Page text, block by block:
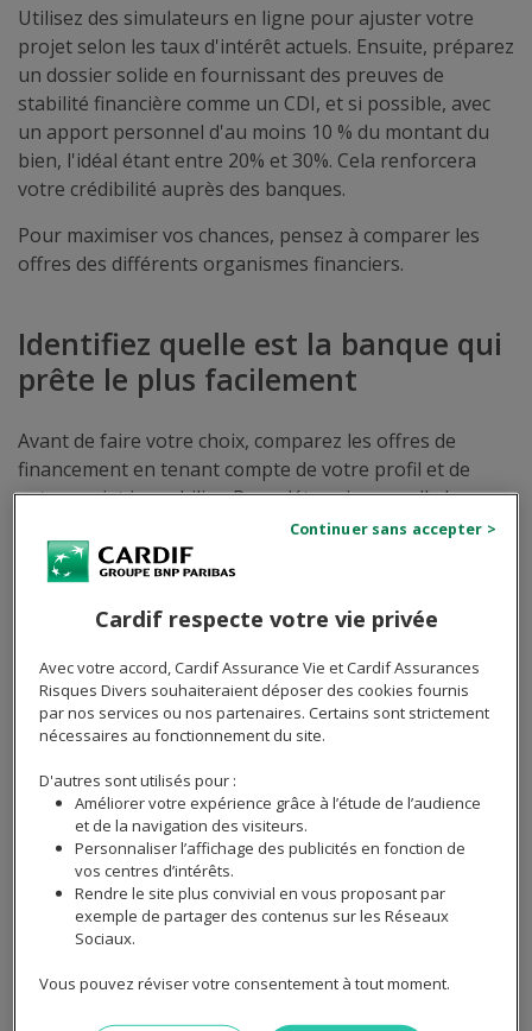
Utilisez des simulateurs en ligne pour ajuster votre
projet selon les taux d'intérêt actuels. Ensuite, préparez
un dossier solide en fournissant des preuves de
stabilité financière comme un CDI, et si possible, avec
un apport personnel d'au moins 10 % du montant du
bien, l'idéal étant entre 20% et 30%. Cela renforcera
votre crédibilité auprès des banques.
Pour maximiser vos chances, pensez à comparer les
offres des différents organismes financiers.
Identifiez quelle est la banque qui
prête le plus facilement
Avant de faire votre choix, comparez les offres de
financement en tenant compte de votre profil et de
votre projet immobilier. Pour déterminer quelle banque
prête le plus facilement, il faut considérer plusieurs
facteurs déterminants.
examinez des éléments clés qui influencent l'accord
d'un prêt immobilier. Une étude préalable de votre
profil emprunteur est essentielle dans la mesure où les
banques évaluent le taux d'endettement, la stabilité de
vos revenus et votre apport personnel. Un bon dossier
peut faire la différence.
Voici des points à considérer :
Banques mutualistes, comme le Crédit Mutuel ou
la Caisse d'Épargne, sont souvent plus souples.
Certaines banques en ligne proposent des
moins flexibles sur les projets atypiques.
Cardif respecte votre vie privée
Avec votre accord, Cardif Assurance Vie et Cardif Assurances
Risques Divers souhaiteraient déposer des cookies fournis
par nos services ou nos partenaires. Certains sont strictement
nécessaires au fonctionnement du site.
D'autres sont utilisés pour :
Améliorer votre expérience grâce à l’étude de l’audience
et de la navigation des visiteurs.
Personnaliser l’affichage des publicités en fonction de
vos centres d’intérêts.
Rendre le site plus convivial en vous proposant par
exemple de partager des contenus sur les Réseaux
Sociaux.
Vous pouvez réviser votre consentement à tout moment.